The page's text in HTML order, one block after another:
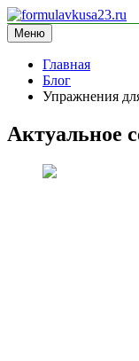
Перейти
к
содержимому
formulavkusa23.ru
блог про спорт
Меню
Главная
Блог
Упражнения
Актуальное